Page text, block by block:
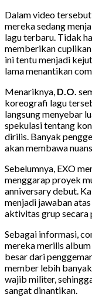
Dalam video
mereka sedang
lagu terbaru. Tidak
memberikan
ini tentu menjadi
lama menantikan
Menariknya, D.O.
koreografi lagu
langsung menyebar
spekulasi tentang
dirilis. Banyak
akan membawa
Sebelumnya, EXO
menggarap proyek
anniversary debut.
menjadi jawaban
aktivitas grup secara
Sebagai informasi,
mereka merilis album
besar dari
member lebih
wajib militer,
sangat dinantikan.